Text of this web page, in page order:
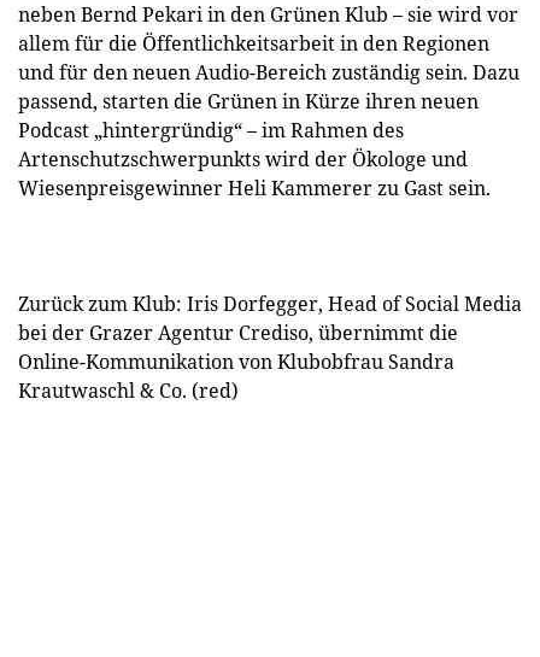
neben Bernd Pekari in den Grünen Klub – sie wird vor
allem für die Öffentlichkeitsarbeit in den Regionen
und für den neuen Audio-Bereich zuständig sein. Dazu
passend, starten die Grünen in Kürze ihren neuen
Podcast „hintergründig“ – im Rahmen des
Artenschutzschwerpunkts wird der Ökologe und
Wiesenpreisgewinner Heli Kammerer zu Gast sein.
Zurück zum Klub: Iris Dorfegger, Head of Social Media
bei der Grazer Agentur Crediso, übernimmt die
Online-Kommunikation von Klubobfrau Sandra
Krautwaschl & Co. (red)